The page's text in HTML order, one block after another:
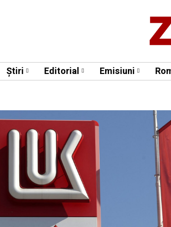
Știri Editorial Emisiuni